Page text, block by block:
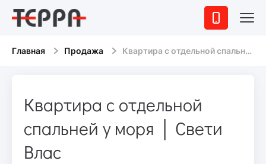
Главная Продажа Квартира с отдельной спальней у моря │ Свети Влас
Квартира с отдельной
спальней у моря │ Свети
Влас